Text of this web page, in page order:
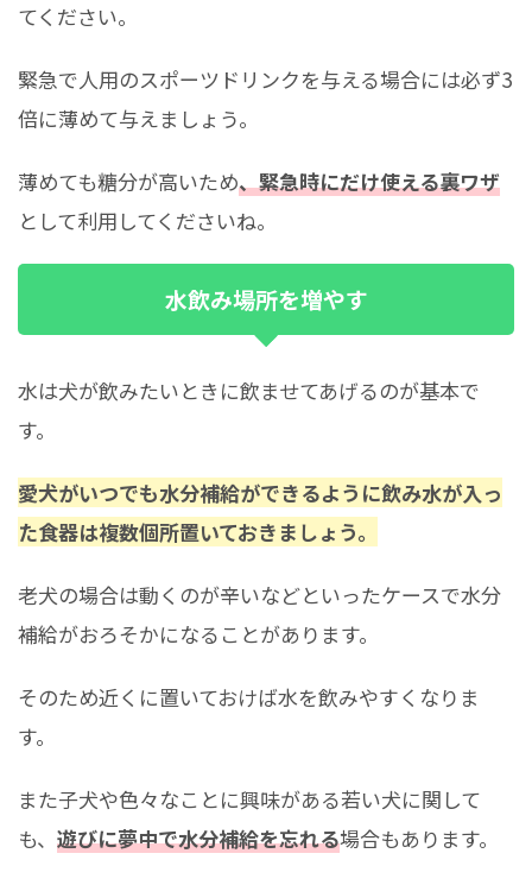
てください。
緊急で人用のスポーツドリンクを与える場合には必ず3
倍に薄めて与えましょう。
薄めても糖分が高いため、緊急時にだけ使える裏ワザ
として利用してくださいね。
水飲み場所を増やす
水は犬が飲みたいときに飲ませてあげるのが基本で
す。
愛犬がいつでも水分補給ができるように飲み水が入っ
た食器は複数個所置いておきましょう。
老犬の場合は動くのが辛いなどといったケースで水分
補給がおろそかになることがあります。
そのため近くに置いておけば水を飲みやすくなりま
す。
また子犬や色々なことに興味がある若い犬に関して
も、 遊びに夢中で水分補給を忘れる場合もあります。